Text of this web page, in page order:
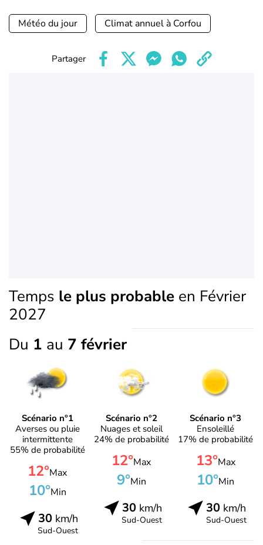
Météo du jour Climat annuel à Corfou
Partager
Temps le plus probable en Février
2027
Du 1 au 7 février
Scénario n°1
Averses ou pluie
intermittente
55% de probabilité
12°Max
10°Min
30km/h
Sud-Ouest
Scénario n°2
Nuages et soleil
24% de probabilité
12°Max
9°Min
30km/h
Sud-Ouest
Scénario n°3
Ensoleillé
17% de probabilité
13°Max
10°Min
30 km/h
Sud-Ouest